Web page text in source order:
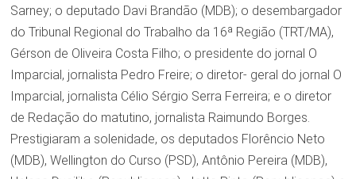
Sarney; o deputado Davi Brandão (MDB); o desembargador
do Tribunal Regional do Trabalho da 16ª Região (TRT/MA),
Gérson de Oliveira Costa Filho; o presidente do jornal O
Imparcial, jornalista Pedro Freire; o diretor- geral do jornal O
Imparcial, jornalista Célio Sérgio Serra Ferreira; e o diretor
de Redação do matutino, jornalista Raimundo Borges.
Prestigiaram a solenidade, os deputados Florêncio Neto
(MDB), Wellington do Curso (PSD), Antônio Pereira (MDB),